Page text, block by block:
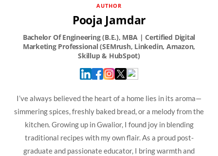
AUTHOR
Pooja Jamdar
I’ve always believed the heart of a home lies in its aroma—
simmering spices, freshly baked bread, or a melody from the
kitchen. Growing up in Gwalior, I found joy in blending
traditional recipes with my own flair. As a proud post-
graduate and passionate educator, I bring warmth and